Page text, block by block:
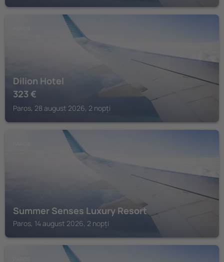
Dilion Hotel
323 €
Paros, 28 august 2026, 2 nopți
Summer Senses Luxury Resort
Paros, 14 august 2026, 2 nopți